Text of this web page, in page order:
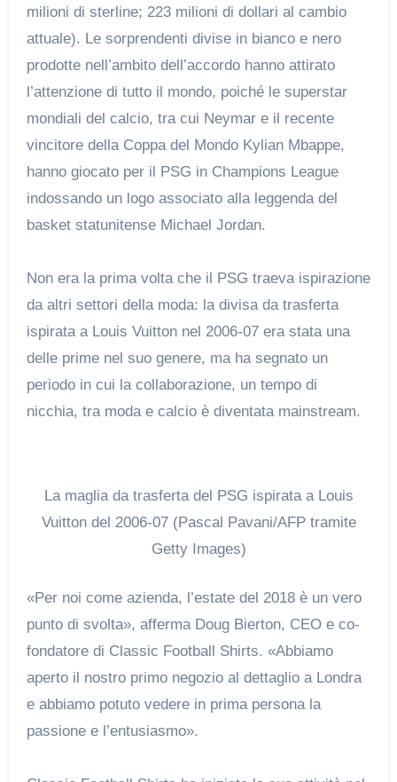
milioni di sterline; 223 milioni di dollari al cambio
attuale). Le sorprendenti divise in bianco e nero
prodotte nell’ambito dell’accordo hanno attirato
l’attenzione di tutto il mondo, poiché le superstar
mondiali del calcio, tra cui Neymar e il recente
vincitore della Coppa del Mondo Kylian Mbappe,
hanno giocato per il PSG in Champions League
indossando un logo associato alla leggenda del
basket statunitense Michael Jordan.
Non era la prima volta che il PSG traeva ispirazione
da altri settori della moda: la divisa da trasferta
ispirata a Louis Vuitton nel 2006-07 era stata una
delle prime nel suo genere, ma ha segnato un
periodo in cui la collaborazione, un tempo di
nicchia, tra moda e calcio è diventata mainstream.
La maglia da trasferta del PSG ispirata a Louis
Vuitton del 2006-07 (Pascal Pavani/AFP tramite
Getty Images)
«Per noi come azienda, l’estate del 2018 è un vero
punto di svolta», afferma Doug Bierton, CEO e co-
fondatore di Classic Football Shirts. «Abbiamo
aperto il nostro primo negozio al dettaglio a Londra
e abbiamo potuto vedere in prima persona la
passione e l’entusiasmo».